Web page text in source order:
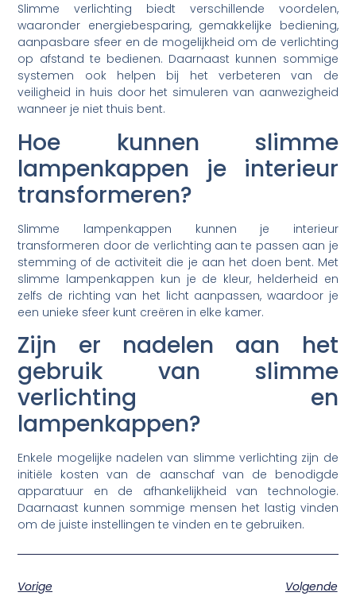
Slimme verlichting biedt verschillende voordelen,
waaronder energiebesparing, gemakkelijke bediening,
aanpasbare sfeer en de mogelijkheid om de verlichting
op afstand te bedienen. Daarnaast kunnen sommige
systemen ook helpen bij het verbeteren van de
veiligheid in huis door het simuleren van aanwezigheid
wanneer je niet thuis bent.
Hoe kunnen slimme
lampenkappen je interieur
transformeren?
Slimme lampenkappen kunnen je interieur
transformeren door de verlichting aan te passen aan je
stemming of de activiteit die je aan het doen bent. Met
slimme lampenkappen kun je de kleur, helderheid en
zelfs de richting van het licht aanpassen, waardoor je
een unieke sfeer kunt creëren in elke kamer.
Zijn er nadelen aan het
gebruik van slimme
verlichting en
lampenkappen?
Enkele mogelijke nadelen van slimme verlichting zijn de
initiële kosten van de aanschaf van de benodigde
apparatuur en de afhankelijkheid van technologie.
Daarnaast kunnen sommige mensen het lastig vinden
om de juiste instellingen te vinden en te gebruiken.
Vorige
Volgende